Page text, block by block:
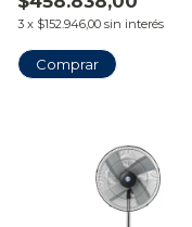
3 x $152.946,00 sin interés